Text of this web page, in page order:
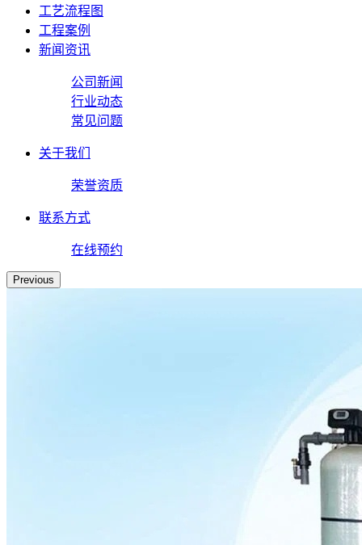
工艺流程图
工程案例
新闻资讯
公司新闻
行业动态
常见问题
关于我们
荣誉资质
联系方式
在线预约
Previous